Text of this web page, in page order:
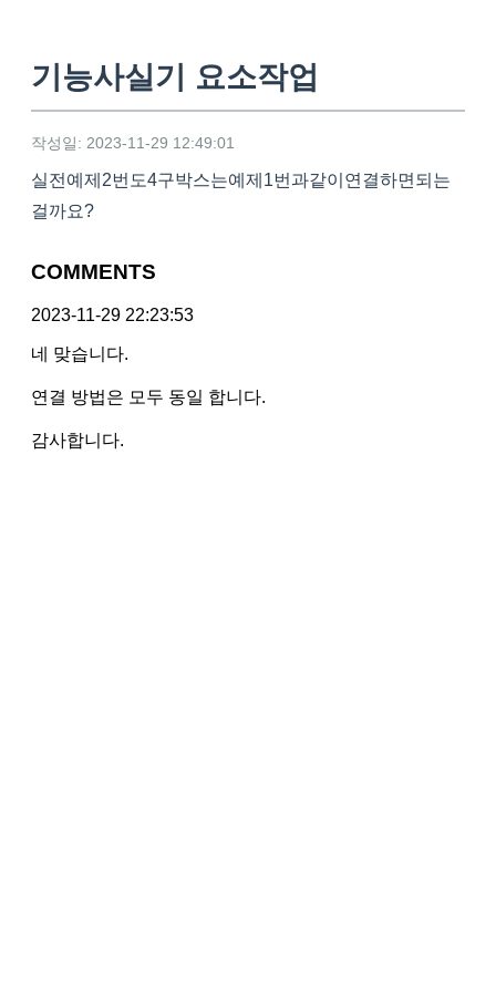
기능사실기 요소작업
작성일: 2023-11-29 12:49:01
실전예제2번도4구박스는예제1번과같이연결하면되는
걸까요?
COMMENTS
2023-11-29 22:23:53
네 맞습니다.
연결 방법은 모두 동일 합니다.
감사합니다.